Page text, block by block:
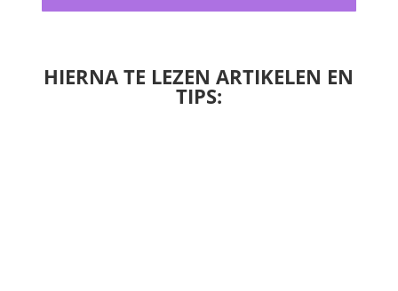
HIERNA TE LEZEN ARTIKELEN EN
TIPS: